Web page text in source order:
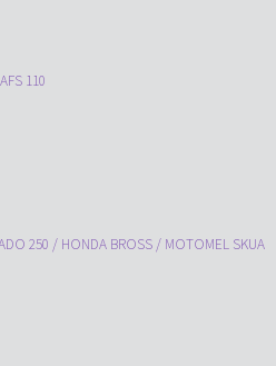
110
250 / HONDA BROSS / MOTOMEL SKUA